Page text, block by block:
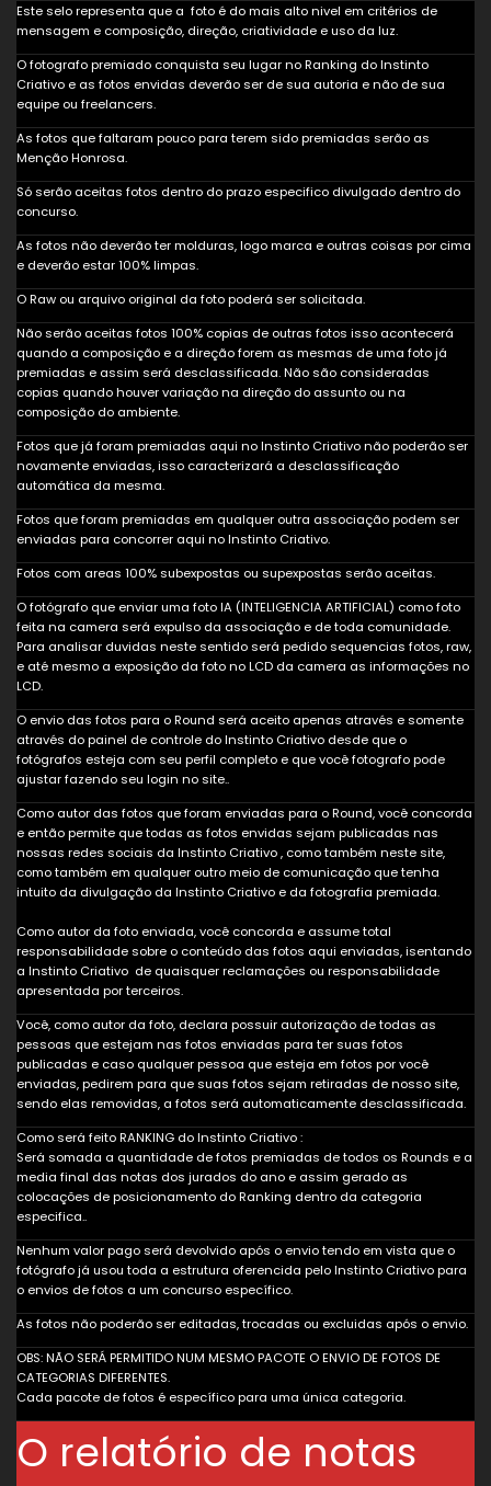
Este selo representa que a foto é do mais alto nivel em critérios de
mensagem e composição, direção, criatividade e uso da luz.
O fotografo premiado conquista seu lugar no Ranking do Instinto
Criativo e as fotos envidas deverão ser de sua autoria e não de sua
equipe ou freelancers.
As fotos que faltaram pouco para terem sido premiadas serão as
Menção Honrosa.
Só serão aceitas fotos dentro do prazo especifico divulgado dentro do
concurso.
As fotos não deverão ter molduras, logo marca e outras coisas por cima
e deverão estar 100% limpas.
O Raw ou arquivo original da foto poderá ser solicitada.
Não serão aceitas fotos 100% copias de outras fotos isso acontecerá
quando a composição e a direção forem as mesmas de uma foto já
premiadas e assim será desclassificada. Não são consideradas
copias quando houver variação na direção do assunto ou na
composição do ambiente.
Fotos que já foram premiadas aqui no Instinto Criativo não poderão ser
novamente enviadas, isso caracterizará a desclassificação
automática da mesma.
Fotos que foram premiadas em qualquer outra associação podem ser
enviadas para concorrer aqui no Instinto Criativo.
Fotos com areas 100% subexpostas ou supexpostas serão aceitas.
O fotógrafo que enviar uma foto IA (INTELIGENCIA ARTIFICIAL) como foto
feita na camera será expulso da associação e de toda comunidade.
Para analisar duvidas neste sentido será pedido sequencias fotos, raw,
e até mesmo a exposição da foto no LCD da camera as informações no
LCD.
O envio das fotos para o Round será aceito apenas através e somente
através do painel de controle do Instinto Criativo desde que o
fotógrafos esteja com seu perfil completo e que você fotografo pode
ajustar fazendo seu login no site..
Como autor das fotos que foram enviadas para o Round, você concorda
e então permite que todas as fotos envidas sejam publicadas nas
nossas redes sociais da Instinto Criativo , como também neste site,
como também em qualquer outro meio de comunicação que tenha
intuito da divulgação da Instinto Criativo e da fotografia premiada.
Como autor da foto enviada, você concorda e assume total
responsabilidade sobre o conteúdo das fotos aqui enviadas, isentando
a Instinto Criativo de quaisquer reclamações ou responsabilidade
apresentada por terceiros.
Você, como autor da foto, declara possuir autorização de todas as
pessoas que estejam nas fotos enviadas para ter suas fotos
publicadas e caso qualquer pessoa que esteja em fotos por você
enviadas, pedirem para que suas fotos sejam retiradas de nosso site,
sendo elas removidas, a fotos será automaticamente desclassificada.
Como será feito RANKING do Instinto Criativo :
Será somada a quantidade de fotos premiadas de todos os Rounds e a
media final das notas dos jurados do ano e assim gerado as
colocações de posicionamento do Ranking dentro da categoria
especifica..
Nenhum valor pago será devolvido após o envio tendo em vista que o
fotógrafo já usou toda a estrutura oferencida pelo Instinto Criativo para
o envios de fotos a um concurso específico.
As fotos não poderão ser editadas, trocadas ou excluidas após o envio.
OBS: NÃO SERÁ PERMITIDO NUM MESMO PACOTE O ENVIO DE FOTOS DE
CATEGORIAS DIFERENTES.
Cada pacote de fotos é específico para uma única categoria.
O relatório de notas